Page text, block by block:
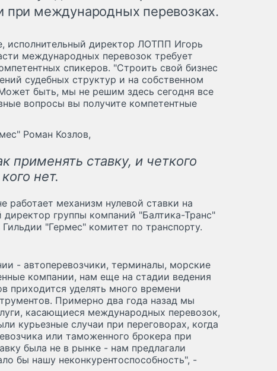
при международных перевозках.
исполнительный директор ЛОТПП Игорь
международных перевозок требует
спикеров. "Строить свой бизнес
судебных структур и на собственном
быть, мы не решим здесь сегодня все
вопросы вы получите компетентные
Роман Козлов,
применять ставку, и четкого
нет.
работает механизм нулевой ставки на
группы компаний "Балтика-Транс"
"Гермес" комитет по транспорту.
- автоперевозчики, терминалы, морские
компании, нам еще на стадии ведения
приходится уделять много времени
Примерно два года назад мы
касающиеся международных перевозок,
курьезные случаи при переговорах, когда
или таможенного брокера при
была не в рынке - нам предлагали
бы нашу неконкурентоспособность", -